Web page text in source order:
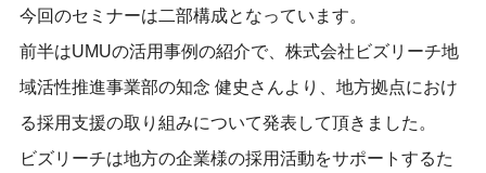
今回のセミナーは二部構成となっています。
前半はUMUの活用事例の紹介で、株式会社ビズリーチ地
域活性推進事業部の知念 健史さんより、地方拠点におけ
る採用支援の取り組みについて発表して頂きました。
ビズリーチは地方の企業様の採用活動をサポートするた